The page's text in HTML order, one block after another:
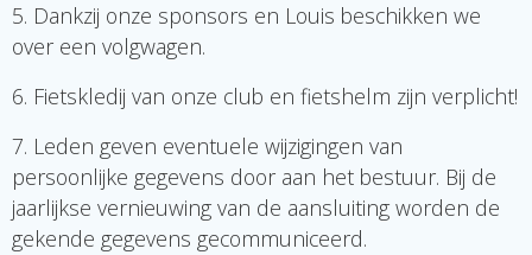
5. Dankzij onze sponsors en Louis beschikken we
over een volgwagen.
6. Fietskledij van onze club en fietshelm zijn verplicht!
7. Leden geven eventuele wijzigingen van
persoonlijke gegevens door aan het bestuur. Bij de
jaarlijkse vernieuwing van de aansluiting worden de
gekende gegevens gecommuniceerd.